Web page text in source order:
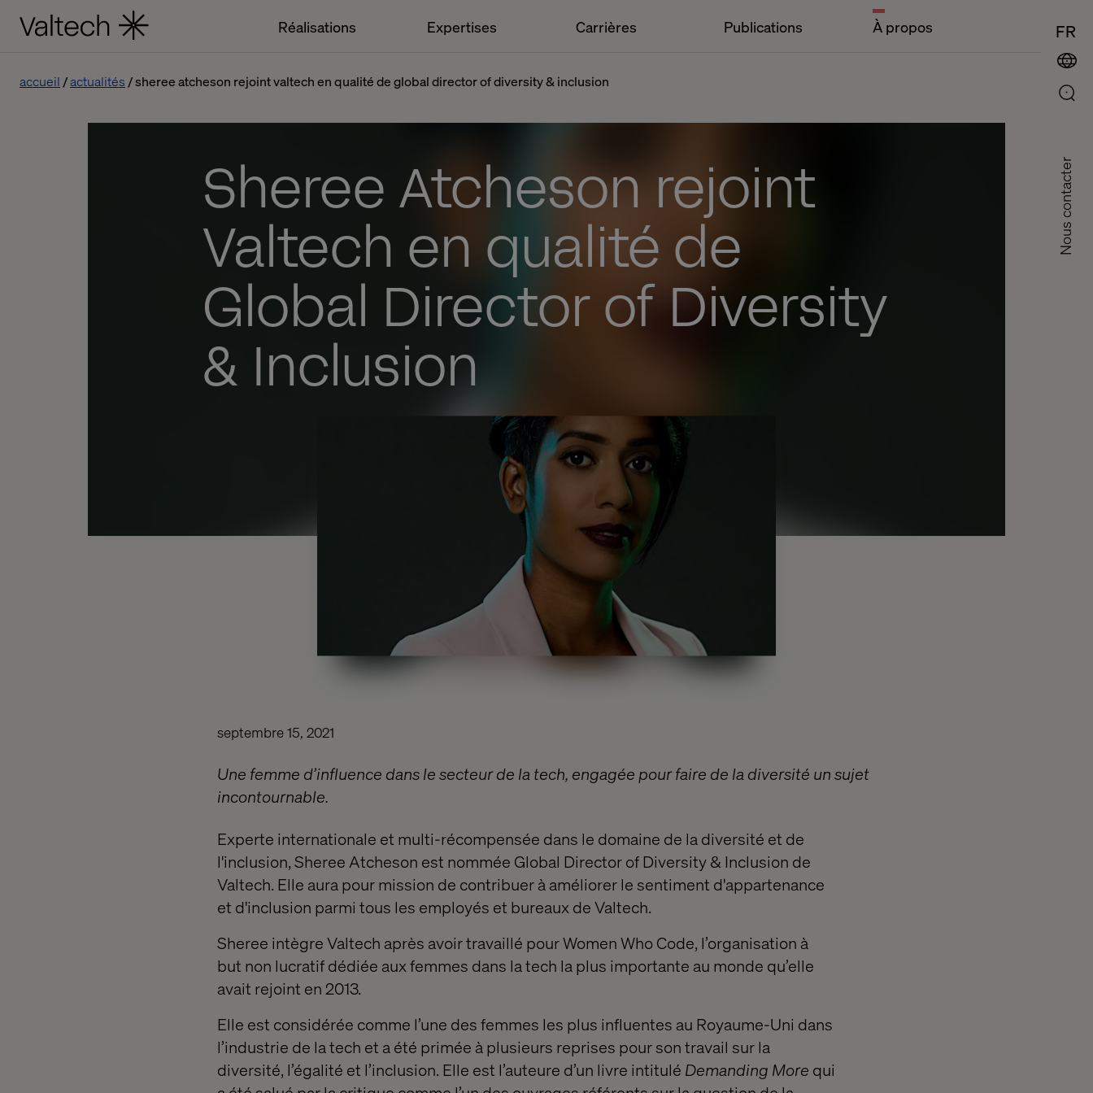
Réalisations Expertises Carrières Publications À propos FR
Nous contacter
accueil actualités sheree atcheson rejoint valtech en qualité de global director of diversity & inclusion
Sheree Atcheson rejoint
Valtech en qualité de
Global Director of Diversity
& Inclusion
septembre 15, 2021
Une femme d’influence dans le secteur de la tech, engagée pour faire de la diversité un sujet
incontournable.
Experte internationale et multi-récompensée dans le domaine de la diversité et de
l'inclusion, Sheree Atcheson est nommée Global Director of Diversity & Inclusion de
Valtech. Elle aura pour mission de contribuer à améliorer le sentiment d'appartenance
et d'inclusion parmi tous les employés et bureaux de Valtech.
Sheree intègre Valtech après avoir travaillé pour Women Who Code, l’organisation à
but non lucratif dédiée aux femmes dans la tech la plus importante au monde qu’elle
avait rejoint en 2013.
Elle est considérée comme l’une des femmes les plus influentes au Royaume-Uni dans
l’industrie de la tech et a été primée à plusieurs reprises pour son travail sur la
diversité, l’égalité et l’inclusion. Elle est l’auteure d’un livre intitulé Demanding More qui